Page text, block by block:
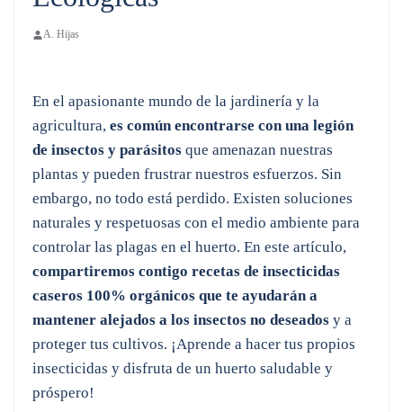
A. Hijas
En el apasionante mundo de la jardinería y la
agricultura, es común encontrarse con una legión
de insectos y parásitos que amenazan nuestras
plantas y pueden frustrar nuestros esfuerzos. Sin
embargo, no todo está perdido. Existen soluciones
naturales y respetuosas con el medio ambiente para
controlar las plagas en el huerto. En este artículo,
compartiremos contigo recetas de insecticidas
caseros 100% orgánicos que te ayudarán a
mantener alejados a los insectos no deseados y a
proteger tus cultivos. ¡Aprende a hacer tus propios
insecticidas y disfruta de un huerto saludable y
próspero!